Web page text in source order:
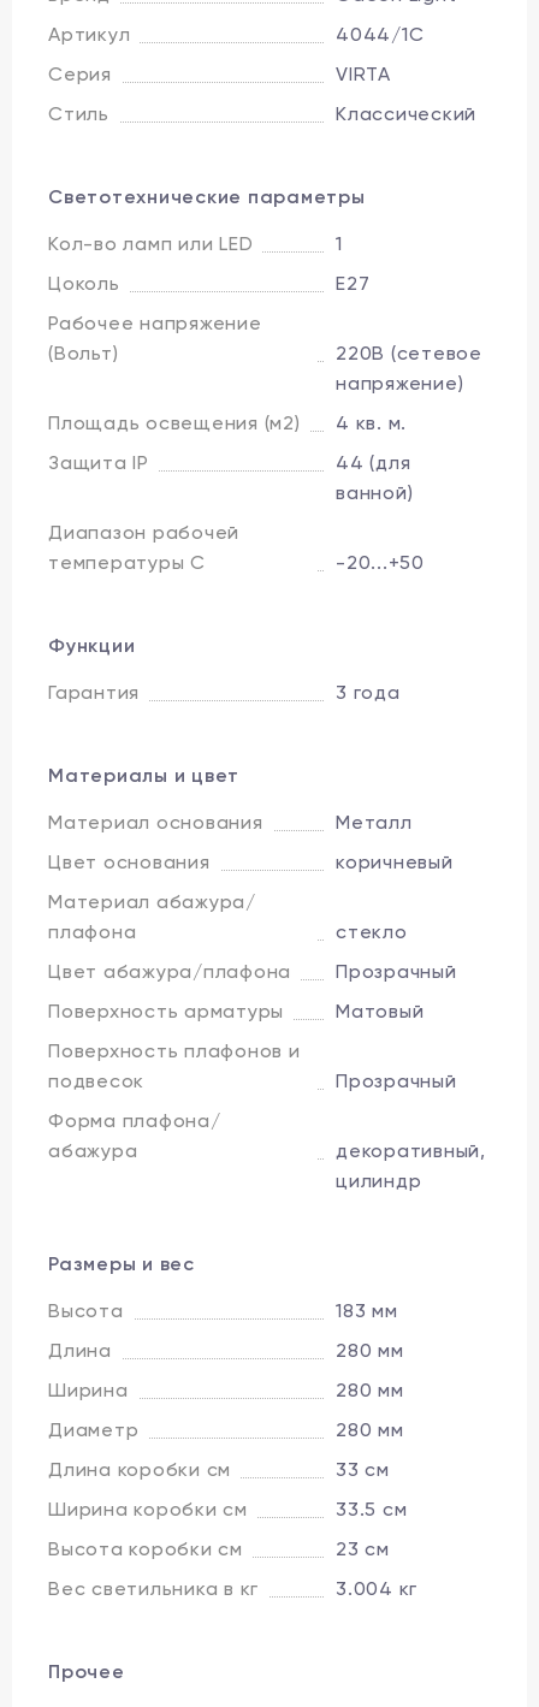
Артикул
4044/1C
Серия
VIRTA
Стиль
Классический
Светотехнические параметры
Кол-во ламп или LED
1
Цоколь
E27
Рабочее напряжение
(Вольт)
220В (сетевое
напряжение)
Площадь освещения (м2)
4 кв. м.
Защита IP
44 (для
ванной)
Диапазон рабочей
температуры C
-20...+50
Функции
Гарантия 3 года
Материалы и цвет
Материал основания
Металл
Цвет основания
коричневый
Материал абажура/
плафона
стекло
Цвет абажура/плафона
Прозрачный
Поверхность арматуры
Матовый
Поверхность плафонов и
подвесок
Прозрачный
Форма плафона/
абажура
декоративный,
цилиндр
Размеры и вес
Высота
183 мм
Длина
280 мм
Ширина
280 мм
Диаметр
280 мм
Длина коробки см
33 см
Ширина коробки см
33.5 см
Высота коробки см
23 см
Вес светильника в кг
3.004 кг
Прочее